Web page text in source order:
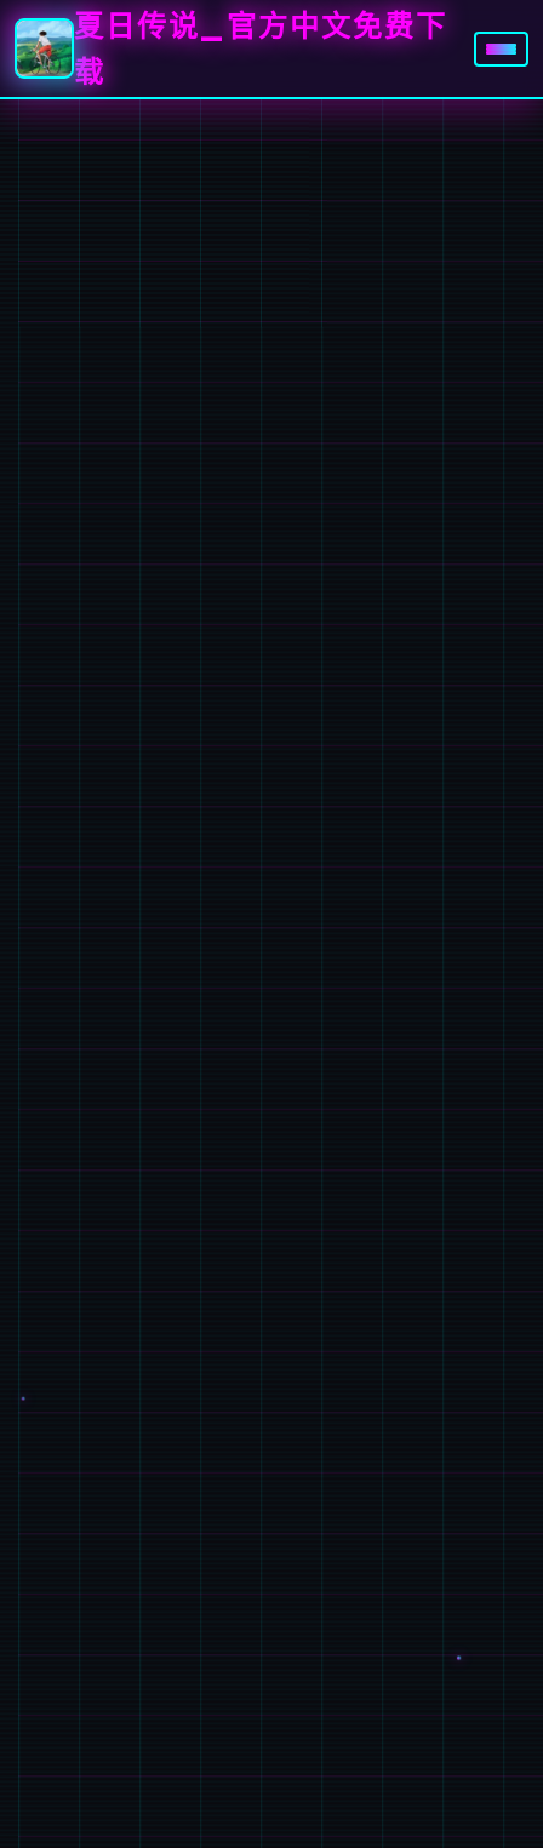
夏日传说_官方中文免费下
载